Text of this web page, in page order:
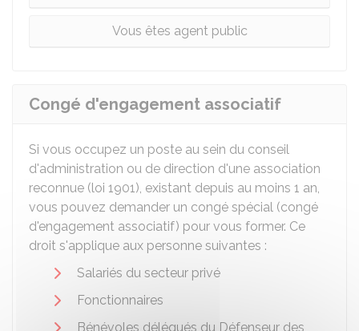
Vous êtes agent public
Congé d'engagement associatif
Si vous occupez un poste au sein du conseil
d'administration ou de direction d'une association
reconnue (loi 1901), existant depuis au moins 1 an,
vous pouvez demander un congé spécial (congé
d'engagement associatif) pour vous former. Ce
droit s'applique aux personne suivantes :
Salariés du secteur privé
Fonctionnaires
Bénévoles délégués du Défenseur des